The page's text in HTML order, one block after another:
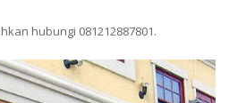
hubungi 081212887801.